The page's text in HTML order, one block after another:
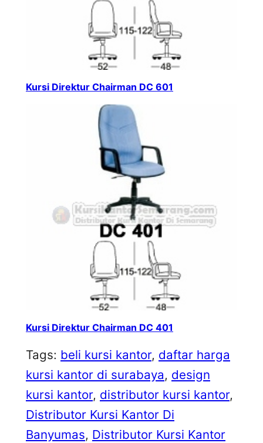
Kursi Direktur Chairman DC 601
Kursi Direktur Chairman DC 401
Tags: beli kursi kantor, daftar harga
kursi kantor di surabaya, design
kursi kantor, distributor kursi kantor
Distributor Kursi Kantor Di
Banyumas, Distributor Kursi Kantor